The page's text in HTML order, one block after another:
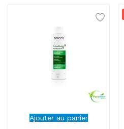
Ajouter au panier